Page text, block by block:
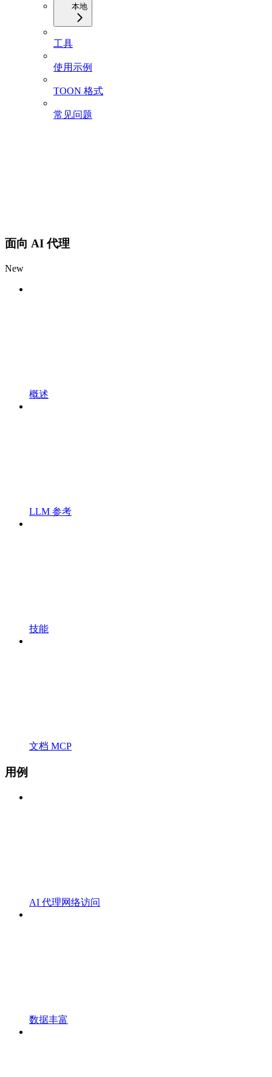
本地
工具
使用示例
TOON 格式
常见问题
面向 AI 代理
New
概述
LLM 参考
技能
文档 MCP
用例
AI 代理网络访问
数据丰富